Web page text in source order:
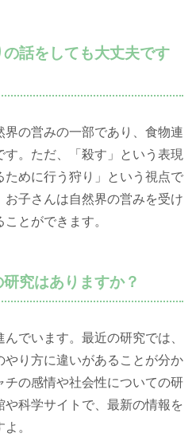
話をしても大丈夫です
界の営みの一部であり、食物連
。ただ、「殺す」という表現
ために行う狩り」という視点で
子さんは自然界の営みを受け
とができます。
究はありますか？
でいます。最近の研究では、
やり方に違いがあることが分か
チの感情や社会性についての研
科学サイトで、最新の情報を
。